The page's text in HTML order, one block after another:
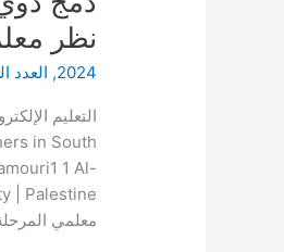
نظر
2024
, العدد
in South
1 Al-
معلمي
ذوي
صعوبات
التعلم
التعليم
الإلكتروني
من
وجهة
نظر